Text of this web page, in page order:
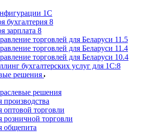
1С
бухгалтерия 8
зарплата 8
торговлей для Беларуси 11.5
торговлей для Беларуси 11.4
торговлей для Беларуси 10.4
бухгалтерских услуг для 1С:8
решения
решения
производства
оптовой торговли
розничной торговли
общепита